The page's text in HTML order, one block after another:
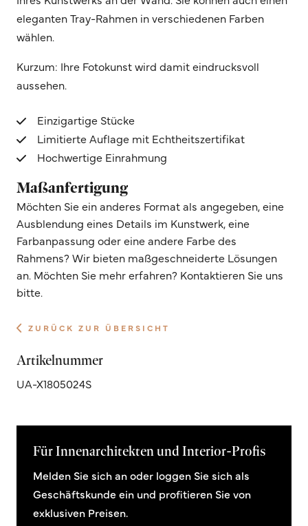
eleganten Tray-Rahmen in verschiedenen Farben
wählen.
Kurzum: Ihre Fotokunst wird damit eindrucksvoll
aussehen.
Einzigartige Stücke
Limitierte Auflage mit Echtheitszertifikat
Hochwertige Einrahmung
Maßanfertigung
Möchten Sie ein anderes Format als angegeben, eine
Ausblendung eines Details im Kunstwerk, eine
Farbanpassung oder eine andere Farbe des
Rahmens? Wir bieten maßgeschneiderte Lösungen
an. Möchten Sie mehr erfahren? Kontaktieren Sie uns
bitte.
ZURÜCK ZUR ÜBERSICHT
Artikelnummer
UA-X1805024S
Für Innenarchitekten und Interior-Profis
Melden Sie sich an oder loggen Sie sich als
Geschäftskunde ein und profitieren Sie von
exklusiven Preisen.